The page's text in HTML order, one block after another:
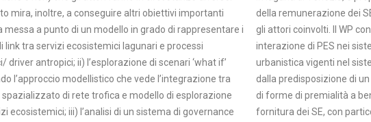
mira, inoltre, a conseguire altri obiettivi importanti
messa a punto di un modello in grado di rappresentare i
link tra servizi ecosistemici lagunari e processi
driver antropici; ii) l’esplorazione di scenari ‘what if’
l’approccio modellistico che vede l’integrazione tra
di rete trofica e modello di esplorazione
ecosistemici; iii) l’analisi di un sistema di governance
della remunerazione dei
gli attori coinvolti. Il WP
interazione di PES nei
urbanistica vigenti nel
dalla predisposizione di
di forme di premialità a
fornitura dei SE, con